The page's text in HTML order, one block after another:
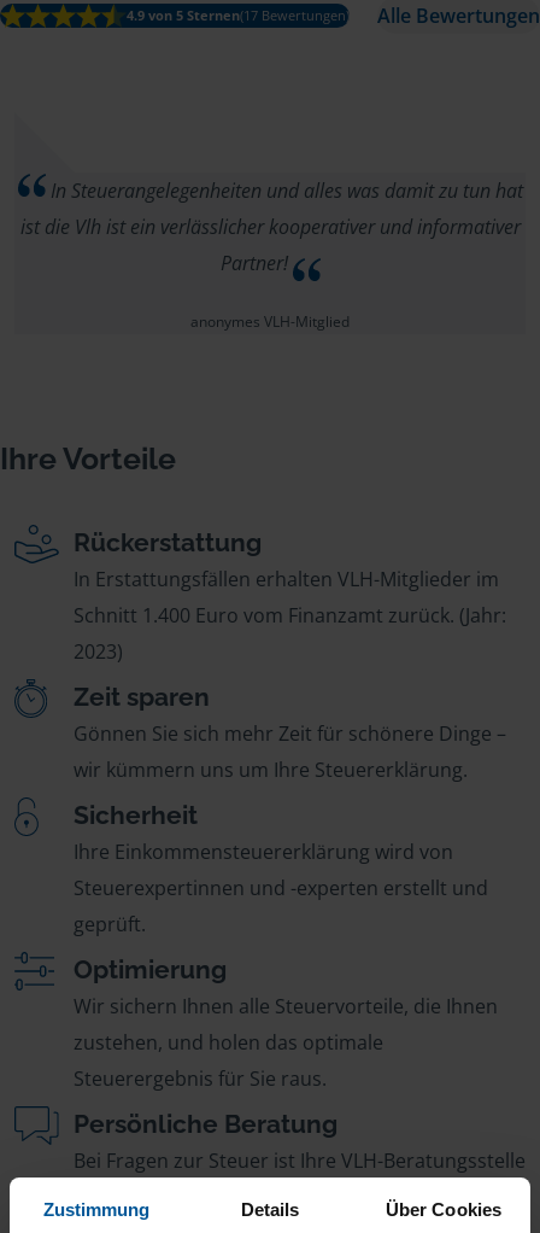
Zustimmung Details Über Cookies
4.9 von 5 Sternen(17 Bewertungen) Alle Bewertungen
In Steuerangelegenheiten und alles was damit zu tun hat
ist die Vlh ist ein verlässlicher kooperativer und informativer
Partner!
anonymes VLH-Mitglied
Ihre Vorteile
Rückerstattung
In Erstattungsfällen erhalten VLH-Mitglieder im
Schnitt 1.400 Euro vom Finanzamt zurück. (Jahr:
2023)
Zeit sparen
Gönnen Sie sich mehr Zeit für schönere Dinge –
wir kümmern uns um Ihre Steuererklärung.
Sicherheit
Ihre Einkommensteuererklärung wird von
Steuerexpertinnen und -experten erstellt und
geprüft.
Optimierung
Wir sichern Ihnen alle Steuervorteile, die Ihnen
zustehen, und holen das optimale
Steuerergebnis für Sie raus.
Persönliche Beratung
Bei Fragen zur Steuer ist Ihre VLH-Beratungsstelle
immer für Sie da – ohne Zusatzkosten.